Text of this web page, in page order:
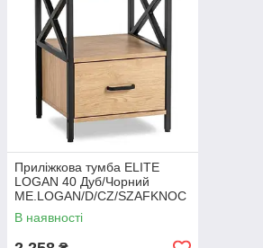
Приліжкова тумба ELITE
LOGAN 40 Дуб/Чорний
ME.LOGAN/D/CZ/SZAFKNOC
В наявності